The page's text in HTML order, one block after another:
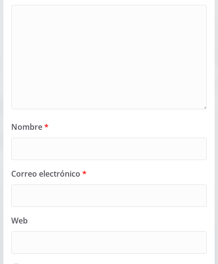
Nombre*
Correo electrónico *
Web